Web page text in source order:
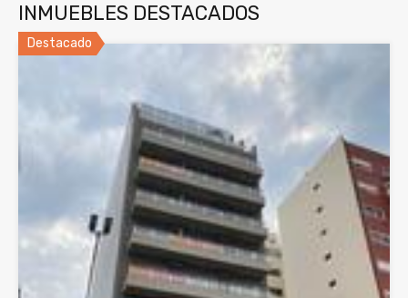
INMUEBLES DESTACADOS
Destacado